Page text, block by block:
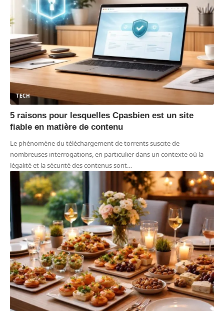
TECH
5 raisons pour lesquelles Cpasbien est un site
fiable en matière de contenu
Le phénomène du téléchargement de torrents suscite de
nombreuses interrogations, en particulier dans un contexte où la
légalité et la sécurité des contenus sont…